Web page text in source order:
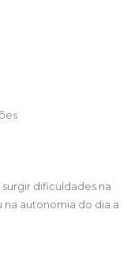
dificuldades na
na autonomia do dia a